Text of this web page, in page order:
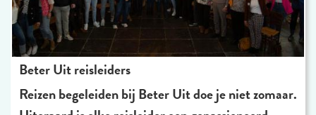
Beter Uit reisleiders
Reizen begeleiden bij Beter Uit doe je niet zomaar.